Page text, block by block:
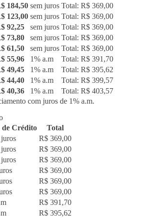
184,50 sem juros Total: R$ 369,00
123,00 sem juros Total: R$ 369,00
92,25 sem juros Total: R$ 369,00
73,80 sem juros Total: R$ 369,00
61,50 sem juros Total: R$ 369,00
55,96 1% a.m
Total: R$ 391,70
49,45 1% a.m
Total: R$ 395,62
44,40 1% a.m
Total: R$ 399,57
40,36 1% a.m
Total: R$ 403,57
com juros de 1% a.m.
de Crédito
Total
R$ 369,00
R$ 369,00
R$ 369,00
R$ 369,00
R$ 369,00
R$ 369,00
R$ 391,70
R$ 395,62